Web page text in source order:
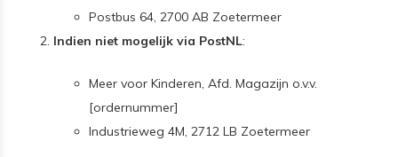
Postbus 64, 2700 AB Zoetermeer
Indien niet mogelijk via PostNL:
Meer voor Kinderen, Afd. Magazijn o.v.v.
[ordernummer]
Industrieweg 4M, 2712 LB Zoetermeer